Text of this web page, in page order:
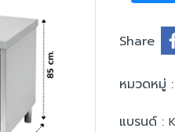
Share
หมวดหมู่ :
แบรนด์ :